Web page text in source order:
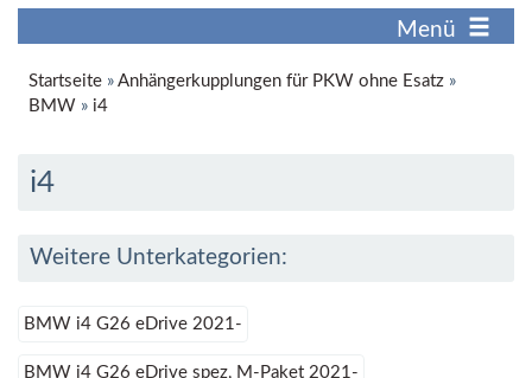
Menü
Startseite » Anhängerkupplungen für PKW ohne Esatz »
BMW » i4
i4
Weitere Unterkategorien:
BMW i4 G26 eDrive 2021-
BMW i4 G26 eDrive spez, M-Paket 2021-